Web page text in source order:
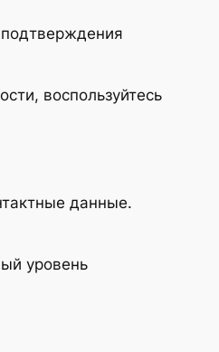
воспользуйтесь
данные.
уровень